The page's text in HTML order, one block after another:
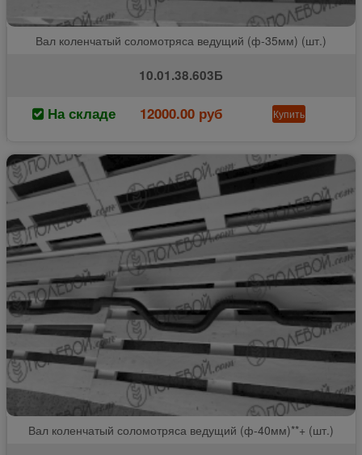
Вал коленчатый соломотряса ведущий (ф-35мм) (шт.)
10.01.38.603Б
На складе 12000.00 руб Купить
Вал коленчатый соломотряса ведущий (ф-40мм)**+ (шт.)